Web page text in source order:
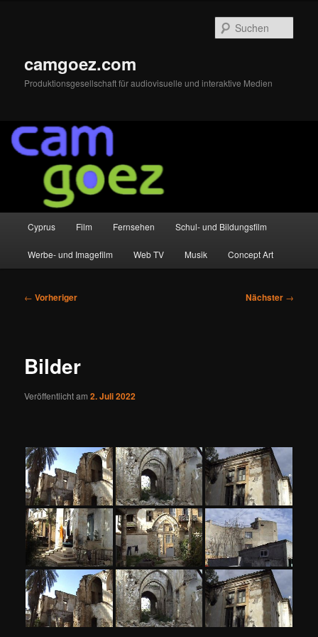
camgoez.com
Produktionsgesellschaft für audiovisuelle und interaktive Medien
Cyprus Film Fernsehen Schul- und Bildungsfilm
Werbe- und Imagefilm Web TV Musik Concept Art
Beitragsnavigation
← Vorheriger Nächster →
Bilder
Veröffentlicht am2. Juli 2022